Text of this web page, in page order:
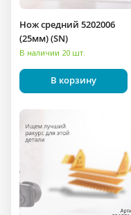
Нож средний 5202006
(25мм) (SN)
В наличии 20 шт.
В корзину